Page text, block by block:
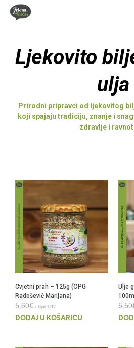
Ljekovito
ulja
Prirodni pripravci od ljekovitog
koji spajaju tradiciju, znanje i
zdravlje i
Cvjetni prah – 125g (OPG
Radošević Marijana)
5,60€ uključ.PDV
DODAJ U KOŠARICU
Ulje
5,50